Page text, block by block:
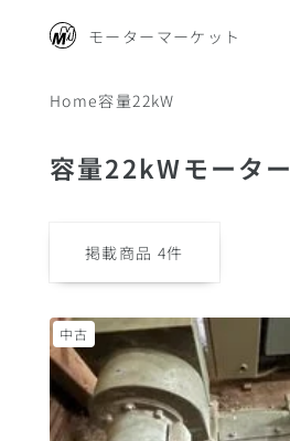
モーターマーケット
Home容量22kW
容量22kWモーター
掲載商品 4件
中古